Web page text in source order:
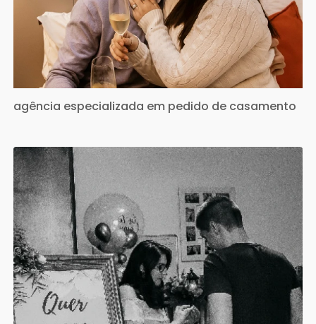
agência especializada em pedido de casamento